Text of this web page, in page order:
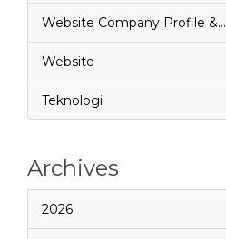
Website Company Profile &…
Website
Teknologi
Archives
2026